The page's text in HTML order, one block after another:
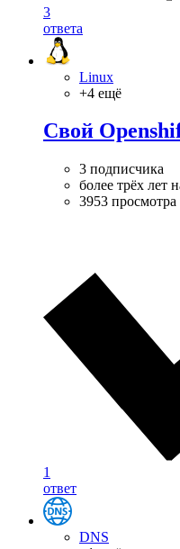
3
ответа
Linux
+4 ещё
Свой
3 подписчика
более трёх лет
3953 просмотра
1
ответ
DNS